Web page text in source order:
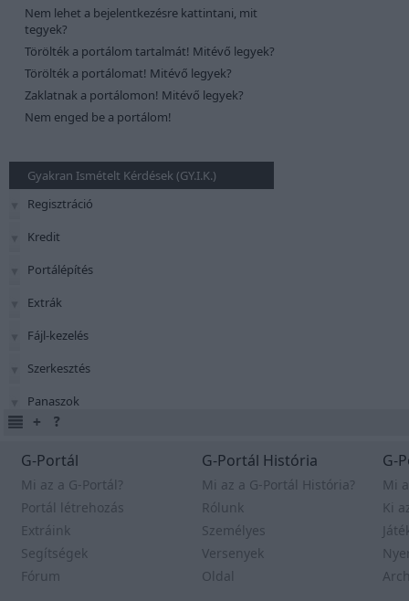
Nem lehet a bejelentkezésre kattintani, mit
tegyek?
Törölték a portálom tartalmát! Mitévő legyek?
Törölték a portálomat! Mitévő legyek?
Zaklatnak a portálomon! Mitévő legyek?
Nem enged be a portálom!
Gyakran Ismételt Kérdések (GY.I.K.)
Regisztráció
Kredit
Portálépítés
Extrák
Fájl-kezelés
Szerkesztés
Panaszok
G-Portál
Mi az a G-Portál?
Portál létrehozás
Extráink
Segítségek
Fórum
G-Portál História
Mi az a G-Portál História?
Rólunk
Személyes
Versenyek
Oldal
G-
Mi
Ki